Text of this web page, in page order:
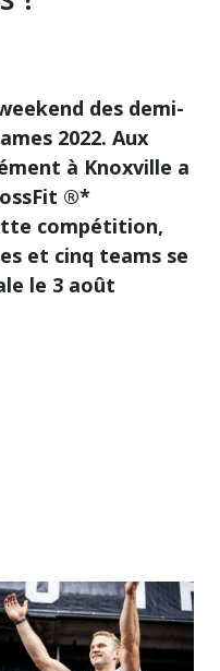
des demi-
2022. Aux
à Knoxville a
®*
compétition,
et cinq teams se
le 3 août